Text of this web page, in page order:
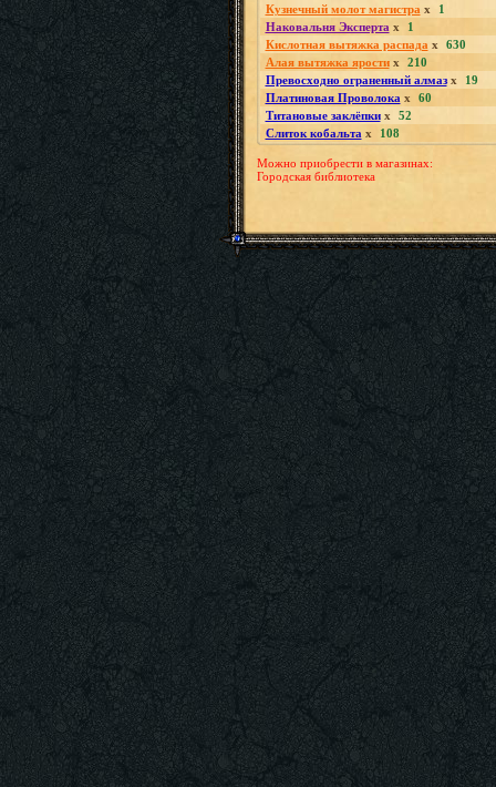
Кузнечный молот магистра x
1
Наковальня Эксперта x
1
Кислотная вытяжка распада x
630
Алая вытяжка яростиx
210
Превосходно ограненный алмазx
19
Платиновая Проволока x
60
Титановые заклёпкиx
52
Слиток кобальта x 108
Можно приобрести в магазинах:
Городская библиотека